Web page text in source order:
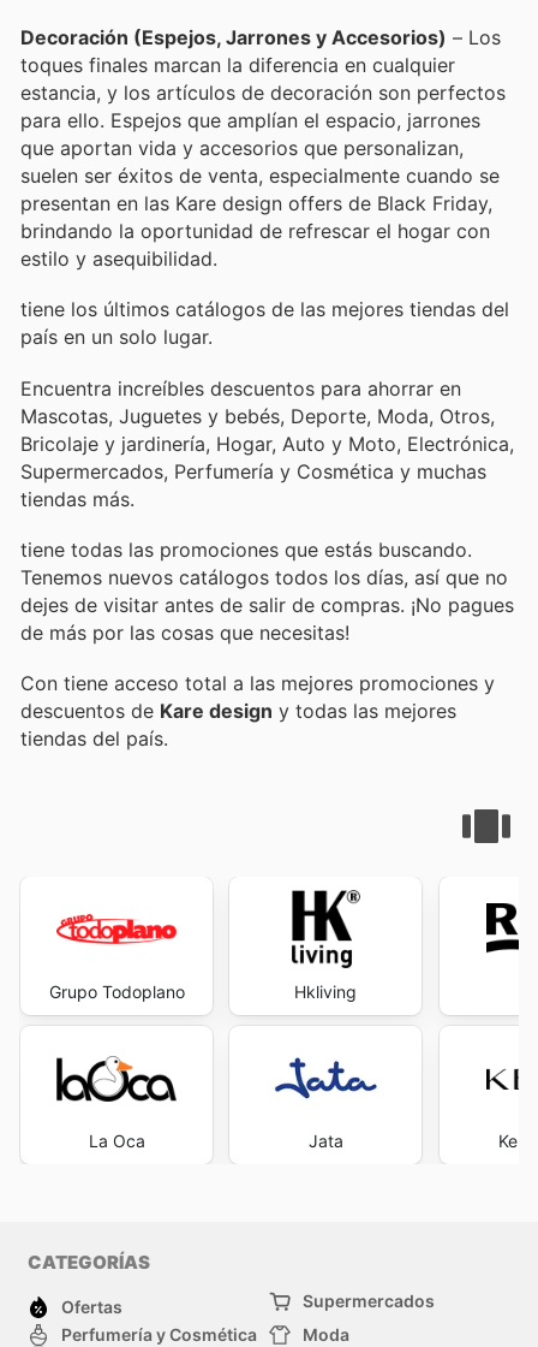
Decoración (Espejos, Jarrones y Accesorios) – Los
toques finales marcan la diferencia en cualquier
estancia, y los artículos de decoración son perfectos
para ello. Espejos que amplían el espacio, jarrones
que aportan vida y accesorios que personalizan,
suelen ser éxitos de venta, especialmente cuando se
presentan en las Kare design offers de Black Friday,
brindando la oportunidad de refrescar el hogar con
estilo y asequibilidad.
tiene los últimos catálogos de las mejores tiendas del
país en un solo lugar.
Encuentra increíbles descuentos para ahorrar en
Mascotas, Juguetes y bebés, Deporte, Moda, Otros,
Bricolaje y jardinería, Hogar, Auto y Moto, Electrónica,
Supermercados, Perfumería y Cosmética y muchas
tiendas más.
tiene todas las promociones que estás buscando.
Tenemos nuevos catálogos todos los días, así que no
dejes de visitar antes de salir de compras. ¡No pagues
de más por las cosas que necesitas!
Con tiene acceso total a las mejores promociones y
descuentos de Kare design y todas las mejores
tiendas del país.
Grupo Todoplano
La Oca
Hkliving
Jata
CATEGORÍAS
Ofertas
Supermercados
Perfumería y Cosmética
Moda